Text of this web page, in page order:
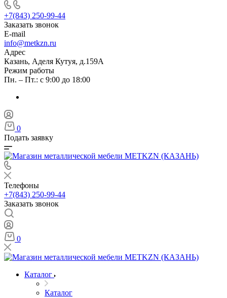
+7(843) 250-99-44
Заказать звонок
E-mail
info@metkzn.ru
Адрес
Казань, Аделя Кутуя, д.159А
Режим работы
Пн. – Пт.: с 9:00 до 18:00
0
Подать заявку
Телефоны
+7(843) 250-99-44
Заказать звонок
0
Каталог
Каталог